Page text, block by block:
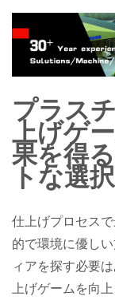
プラス
上げゲ
果を得
トな選択
仕上げプロセス
的で環境に優し
ィアを探す必要
上げゲームを向